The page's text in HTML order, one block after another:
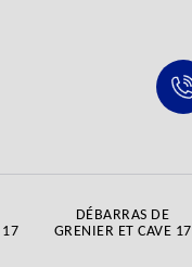
17
DÉBARRAS DE
GRENIER ET CAVE 17